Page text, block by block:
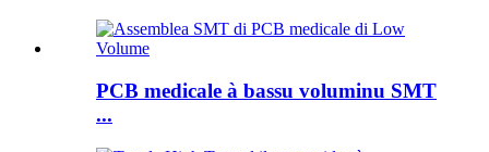
PCB medicale à bassu voluminu SMT
...